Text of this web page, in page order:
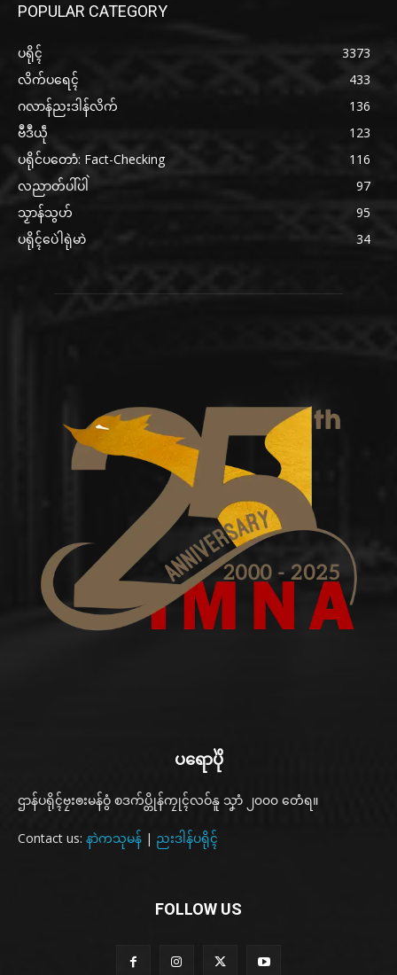
POPULAR CATEGORY
ပရိုၚ်
3373
လိက်ပရေၚ်
433
ဂလာန်ညးဒါန်လိက်
136
ဗဳဒဳယဵု
123
ပရိုင်ပတောံ: Fact-Checking
116
လညာတ်ပါ်ပါဲ
97
သၟာန်သွဟ်
95
ပရိုၚ်ပေဲါရုဲမာဲ
34
ပရောပိုဲ
ဌာန်ပရိုၚ်ဗၠးၜးမန်ဝွံ စဒက်ပ္တိုန်ကၠုၚ်လဝ်နူ သၞာံ ၂၀၀၀ တေံရ။
Contact us: နာဲကသုမန် | ညးဒါန်ပရိုၚ်
FOLLOW US